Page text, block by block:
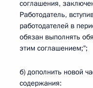
соглашения,
Работодатель,
работодателей в
обязан выполнять
этим соглашением;";
б) дополнить новой
содержания: